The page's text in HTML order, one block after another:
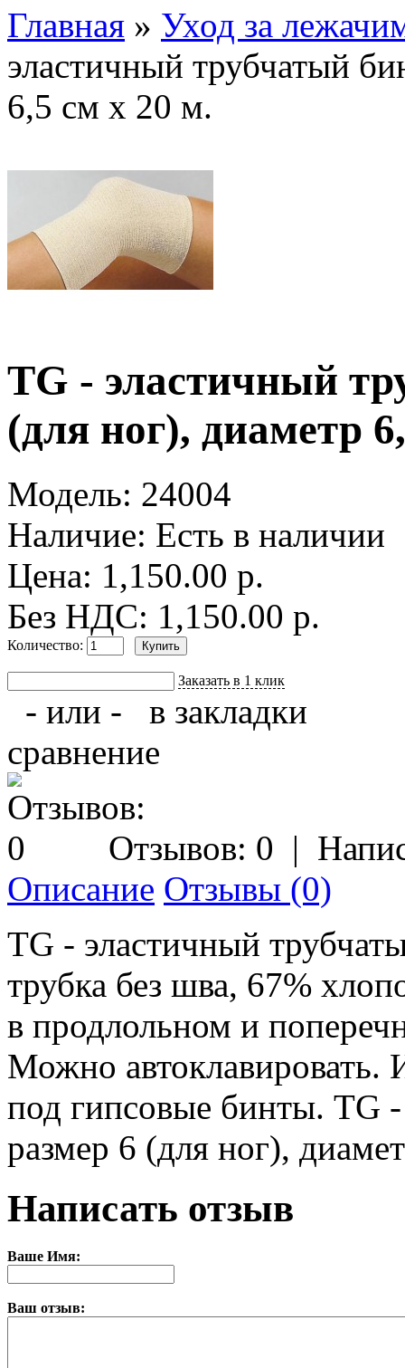
Главная » Уход за
эластичный трубчатый
6,5 см х 20 м.
TG - эластичный
(для ног), диаметр
Модель: 24004
Наличие: Есть в наличии
Цена: 1,150.00 р.
Без НДС: 1,150.00 р.
Количество:
Заказать в 1 клик
- или -
в закладки
сравнение
Отзывов: 0 |
Описание Отзывы (0)
TG - эластичный
трубка без шва, 67%
в продлольном и
Можно автоклавировать.
под гипсовые бинты. TG
размер 6 (для ног),
Написать отзыв
Ваше Имя:
Ваш отзыв: